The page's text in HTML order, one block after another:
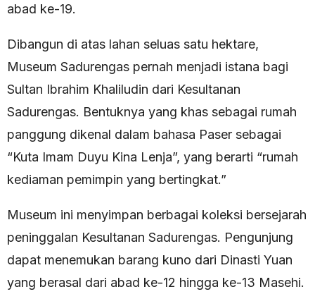
abad ke-19.
Dibangun di atas lahan seluas satu hektare,
Museum Sadurengas pernah menjadi istana bagi
Sultan Ibrahim Khaliludin dari Kesultanan
Sadurengas. Bentuknya yang khas sebagai rumah
panggung dikenal dalam bahasa Paser sebagai
“Kuta Imam Duyu Kina Lenja”, yang berarti “rumah
kediaman pemimpin yang bertingkat.”
Museum ini menyimpan berbagai koleksi bersejarah
peninggalan Kesultanan Sadurengas. Pengunjung
dapat menemukan barang kuno dari Dinasti Yuan
yang berasal dari abad ke-12 hingga ke-13 Masehi.